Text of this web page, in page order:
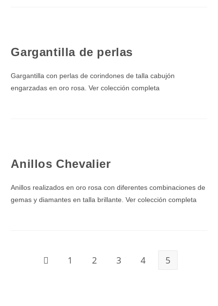
Gargantilla de perlas
Gargantilla con perlas de corindones de talla cabujón
engarzadas en oro rosa. Ver colección completa
Anillos Chevalier
Anillos realizados en oro rosa con diferentes combinaciones de
gemas y diamantes en talla brillante. Ver colección completa
Ir a la página anterior
1 2 3 4 5